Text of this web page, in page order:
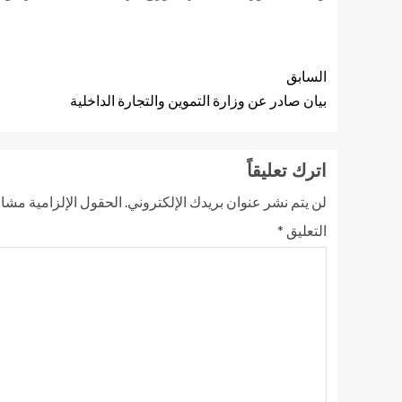
السابق
بيان صادر عن وزارة التموين والتجارة الداخلية
اترك تعليقاً
لن يتم نشر عنوان بريدك الإلكتروني. الحقول الإلزامية مشار
التعليق *